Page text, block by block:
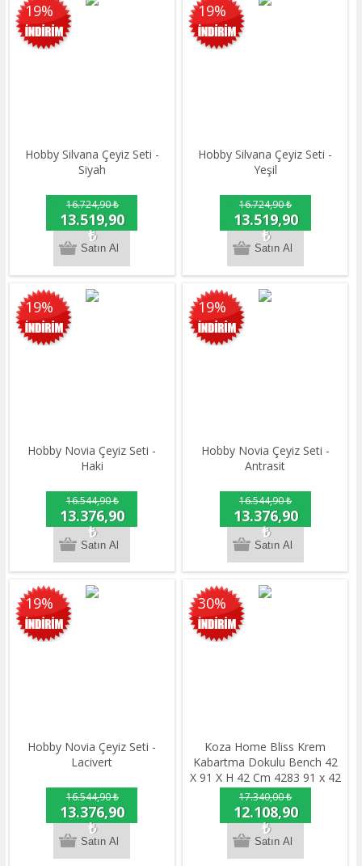
19%
Hobby Silvana Çeyiz Seti -
Siyah
16.724,90 ₺
13.519,90
₺
19%
Hobby Silvana Çeyiz Seti -
Yeşil
16.724,90 ₺
13.519,90
₺
19%
Hobby Novia Çeyiz Seti -
Haki
16.544,90 ₺
13.376,90
₺
19%
Hobby Novia Çeyiz Seti -
Antrasit
16.544,90 ₺
13.376,90
₺
19%
Hobby Novia Çeyiz Seti -
Lacivert
16.544,90 ₺
13.376,90
₺
30%
Koza Home Bliss Krem
Kabartma Dokulu Bench 42
X 91 X H 42 Cm 4283 91 x 42
17.340,00 ₺
12.108,90
₺